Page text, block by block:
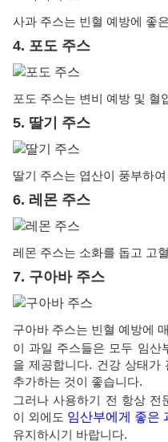
사과 주스는 빈혈 예방에 좋
4. 포도 주스
포도 주스는 변비 예방 및 혈
5. 딸기 주스
딸기 주스는 엽산이 풍부하
6. 레몬 주스
레몬 주스는 소화를 돕고 고
7. 구아바 주스
구아바 주스는 빈혈 예방에
이 과일 주스들은 모두 임산
을 제공합니다. 건강 상태가
추가하는 것이 좋습니다.
그러나 사용하기 전 항상 전
이 외에도 임산부에게 좋은
유지하시기 바랍니다.